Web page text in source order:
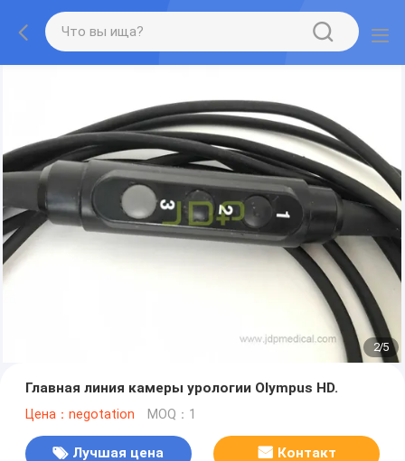
2/5
Главная линия камеры урологии Olympus HD.
Цена：negotation MOQ：1
Лучшая цена Контакт